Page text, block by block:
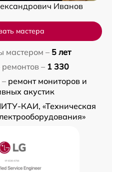
Иванов
мастера
мастером – 5 лет
– 1 330
ремонт мониторов и
акустик
КАИ, «Техническая